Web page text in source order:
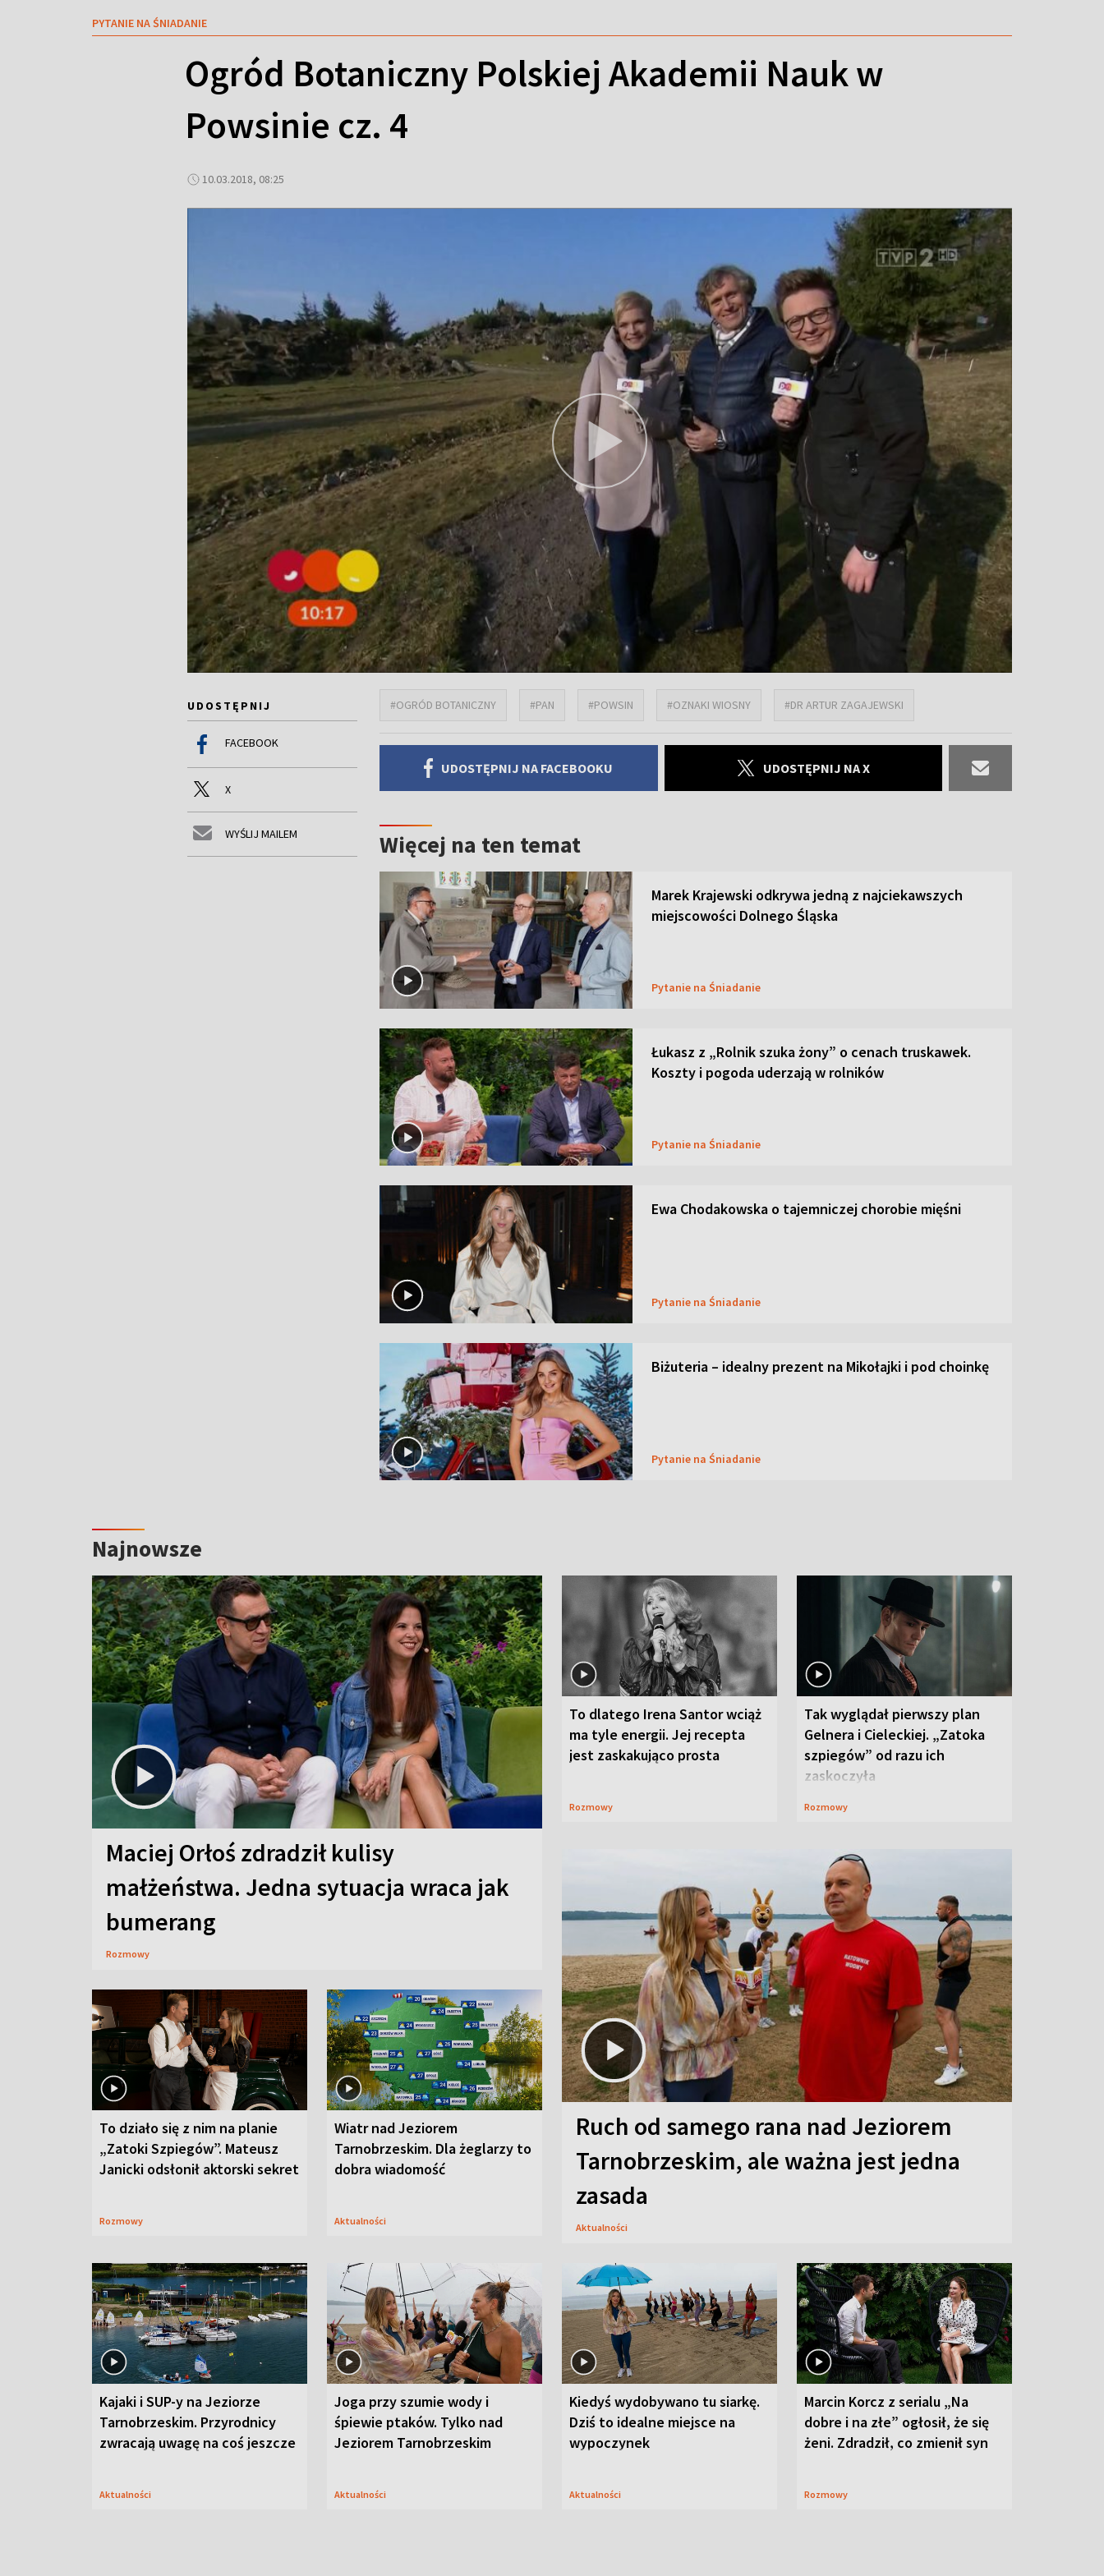
PYTANIE NA ŚNIADANIE
Ogród Botaniczny Polskiej Akademii Nauk w
Powsinie cz. 4
10.03.2018, 08:25
UDOSTĘPNIJ
FACEBOOK
X
WYŚLIJ MAILEM
#OGRÓD BOTANICZNY #PAN #POWSIN #OZNAKI WIOSNY #DR ARTUR ZAGAJEWSKI
UDOSTĘPNIJ NA FACEBOOKU UDOSTĘPNIJ NA X
Więcej na ten temat
Marek Krajewski odkrywa jedną z najciekawszych
miejscowości Dolnego Śląska
Pytanie na Śniadanie
Łukasz z „Rolnik szuka żony” o cenach truskawek.
Koszty i pogoda uderzają w rolników
Pytanie na Śniadanie
Ewa Chodakowska o tajemniczej chorobie mięśni
Pytanie na Śniadanie
Biżuteria – idealny prezent na Mikołajki i pod choinkę
Pytanie na Śniadanie
Najnowsze
Maciej Orłoś zdradził kulisy
małżeństwa. Jedna sytuacja wraca jak
bumerang
Rozmowy
To dlatego Irena Santor wciąż
ma tyle energii. Jej recepta
jest zaskakująco prosta
Rozmowy
Tak wyglądał pierwszy plan
Gelnera i Cieleckiej. „Zatoka
szpiegów” od razu ich
zaskoczyła
Rozmowy
To działo się z nim na planie
„Zatoki Szpiegów”. Mateusz
Janicki odsłonił aktorski sekret
Rozmowy
Wiatr nad Jeziorem
Tarnobrzeskim. Dla żeglarzy to
dobra wiadomość
Aktualności
Ruch od samego rana nad Jeziorem
Tarnobrzeskim, ale ważna jest jedna
zasada
Aktualności
Kajaki i SUP-y na Jeziorze
Tarnobrzeskim. Przyrodnicy
zwracają uwagę na coś jeszcze
Aktualności
Joga przy szumie wody i
śpiewie ptaków. Tylko nad
Jeziorem Tarnobrzeskim
Aktualności
Kiedyś wydobywano tu siarkę.
Dziś to idealne miejsce na
wypoczynek
Aktualności
Marcin Korcz z serialu „Na
dobre i na złe” ogłosił, że się
żeni. Zdradził, co zmienił syn
Rozmowy